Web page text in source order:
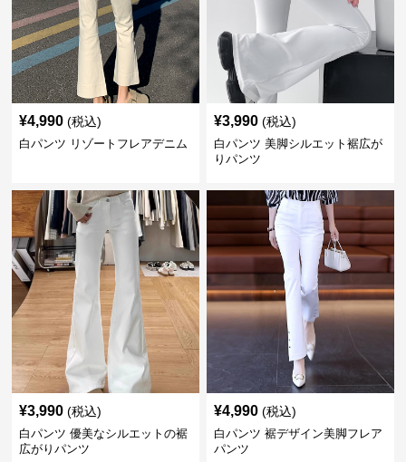
¥4,990 (税込)
白パンツ リゾートフレアデニム
¥3,990 (税込)
白パンツ 美脚シルエット裾広が
りパンツ
¥3,990 (税込)
白パンツ 優美なシルエットの裾
広がりパンツ
¥4,990 (税込)
白パンツ 裾デザイン美脚フレア
パンツ